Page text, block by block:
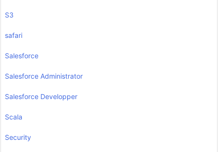
S3
safari
Salesforce
Salesforce Administrator
Salesforce Developper
Scala
Security